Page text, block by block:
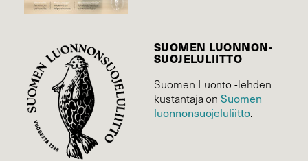
SUOMEN LUONNON­
SUOJELU­LIITTO
Suomen Luonto -lehden
kustantaja onSuomen
luonnonsuojelu­liitto.